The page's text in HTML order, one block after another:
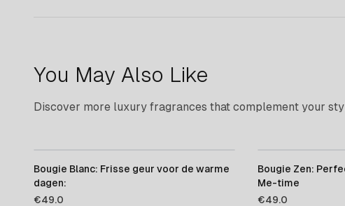
You May Also Like
Discover more luxury fragrances that complement your
Bougie Blanc: Frisse geur voor de warme
dagen:
€49.0
Bougie Zen:
Me-time
€49.0